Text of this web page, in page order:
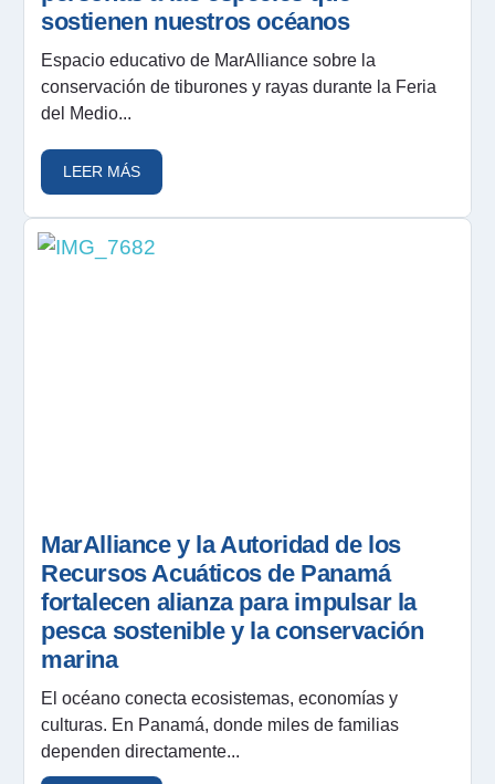
sostienen nuestros océanos
Espacio educativo de MarAlliance sobre la
conservación de tiburones y rayas durante la Feria
del Medio...
LEER MÁS
MarAlliance y la Autoridad de los
Recursos Acuáticos de Panamá
fortalecen alianza para impulsar la
pesca sostenible y la conservación
marina
El océano conecta ecosistemas, economías y
culturas. En Panamá, donde miles de familias
dependen directamente...